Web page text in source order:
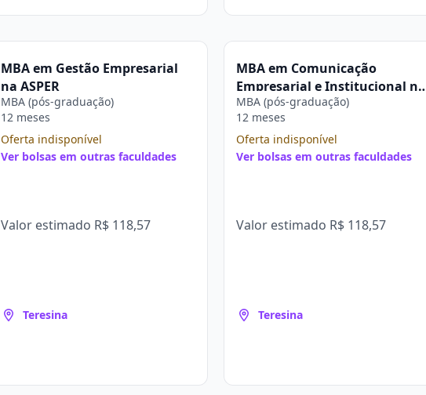
MBA em Gestão Empresarial
na ASPER
MBA (pós-graduação)
12 meses
Oferta indisponível
Ver bolsas em outras faculdades
Valor estimado R$ 118,57
Teresina
MBA em Comunicação
Empresarial e Institucional na
ASPER
MBA (pós-graduação)
12 meses
Oferta indisponível
Ver bolsas em outras faculdades
Valor estimado R$ 118,57
Teresina